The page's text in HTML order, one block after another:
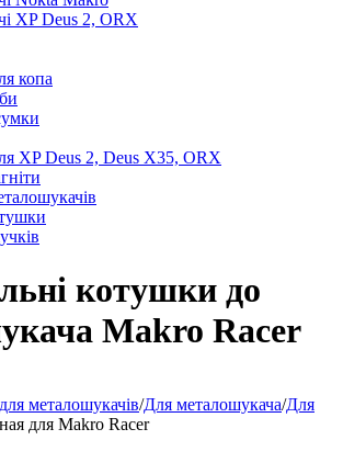
XP Deus 2, ORX
копа
XP Deus 2, Deus X35, ORX
котушки до
Makro Racer
металошукачів/Для металошукача/Для
для Makro Racer